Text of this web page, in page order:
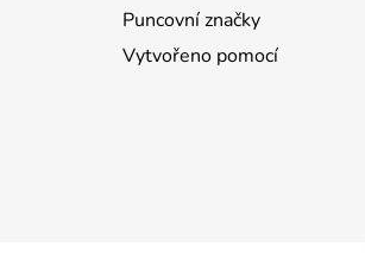
Puncovní značky
Vytvořeno pomocí